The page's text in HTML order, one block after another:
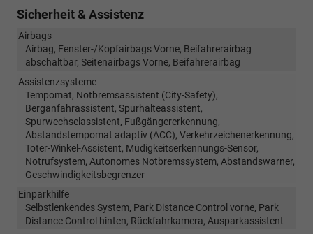
Sicherheit & Assistenz
Airbags
Airbag, Fenster-/Kopfairbags Vorne, Beifahrerairbag
abschaltbar, Seitenairbags Vorne, Beifahrerairbag
Assistenzsysteme
Tempomat, Notbremsassistent (City-Safety),
Berganfahrassistent, Spurhalteassistent,
Spurwechselassistent, Fußgängererkennung,
Abstandstempomat adaptiv (ACC), Verkehrzeichenerkennung,
Toter-Winkel-Assistent, Müdigkeitserkennungs-Sensor,
Notrufsystem, Autonomes Notbremssystem, Abstandswarner,
Geschwindigkeitsbegrenzer
Einparkhilfe
Selbstlenkendes System, Park Distance Control vorne, Park
Distance Control hinten, Rückfahrkamera, Ausparkassistent